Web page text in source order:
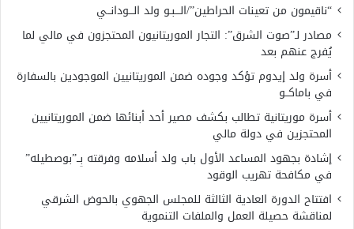
“ناقيمون من تعينات الحراطين”/الـــبـو ولد الـــودانــي
مصادر لـ”صوت الشرق”: التجار الموريتانيون المحتجزون في مالي لما
يُفرج عنهم بعد
أسرة ولد إيدوم تؤكد وجوده ضمن الموريتانيين الموجودين بالسفارة
في باماكــو
أسرة موريتانية تطالب بكشف مصير أحد أبنائها ضمن الموريتانيين
المحتجزين في دولة مالي
إشادة بجهود المساعد الأول باب ولد أسلامه وفرقته بِــ”بوصطيله”
في مكافحة تهريب الوقود
افتتاح الدورة العادية الثالثة للمجلس الجهوي بالحوض الشرقي
لمناقشة حصيلة العمل والملفات التنموية